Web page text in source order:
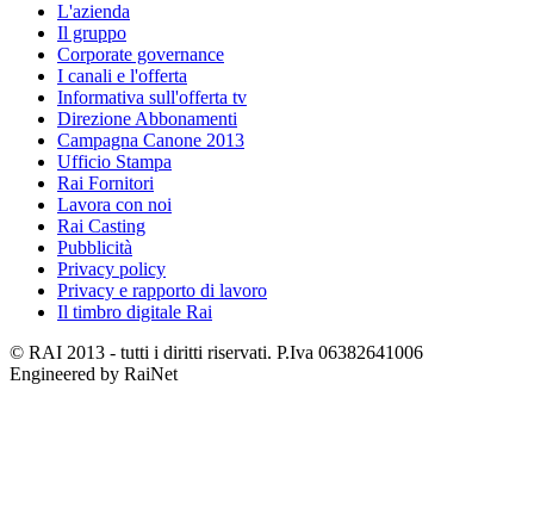
L'azienda
Il gruppo
Corporate governance
I canali e l'offerta
Informativa sull'offerta tv
Direzione Abbonamenti
Campagna Canone 2013
Ufficio Stampa
Rai Fornitori
Lavora con noi
Rai Casting
Pubblicità
Privacy policy
Privacy e rapporto di lavoro
Il timbro digitale Rai
© RAI 2013 - tutti i diritti riservati. P.Iva 06382641006
Engineered by RaiNet